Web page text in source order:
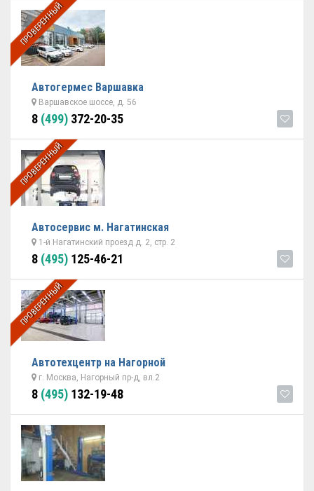
ПРОВЕРЕННЫЙ
Автогермес Варшавка
Варшавское шоссе, д. 56
8 (499) 372-20-35
ПРОВЕРЕННЫЙ
Автосервис м. Нагатинская
1-й Нагатинский проезд д. 2, стр. 2
8 (495) 125-46-21
ПРОВЕРЕННЫЙ
Автотехцентр на Нагорной
г. Москва, Нагорный пр-д, вл.2
8 (495) 132-19-48